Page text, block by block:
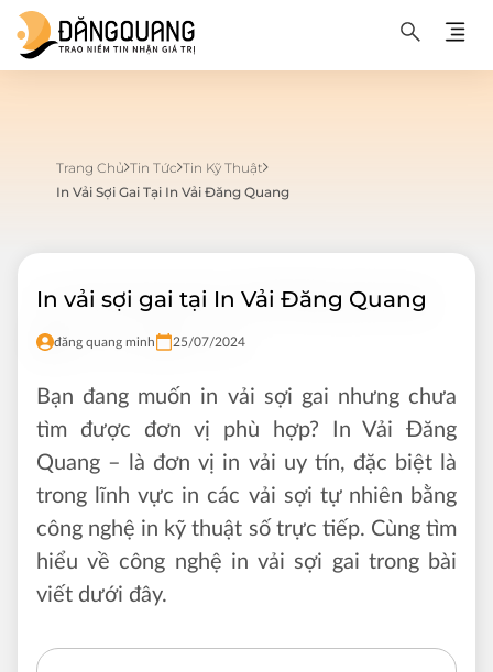
Trang Chủ Tin Tức Tin Kỹ Thuật
In Vải Sợi Gai Tại In Vải Đăng Quang
In vải sợi gai tại In Vải Đăng Quang
đăng quang minh 25/07/2024
Bạn đang muốn in vải sợi gai nhưng chưa
tìm được đơn vị phù hợp? In Vải Đăng
Quang – là đơn vị in vải uy tín, đặc biệt là
trong lĩnh vực in các vải sợi tự nhiên bằng
công nghệ in kỹ thuật số trực tiếp. Cùng tìm
hiểu về công nghệ in vải sợi gai trong bài
viết dưới đây.